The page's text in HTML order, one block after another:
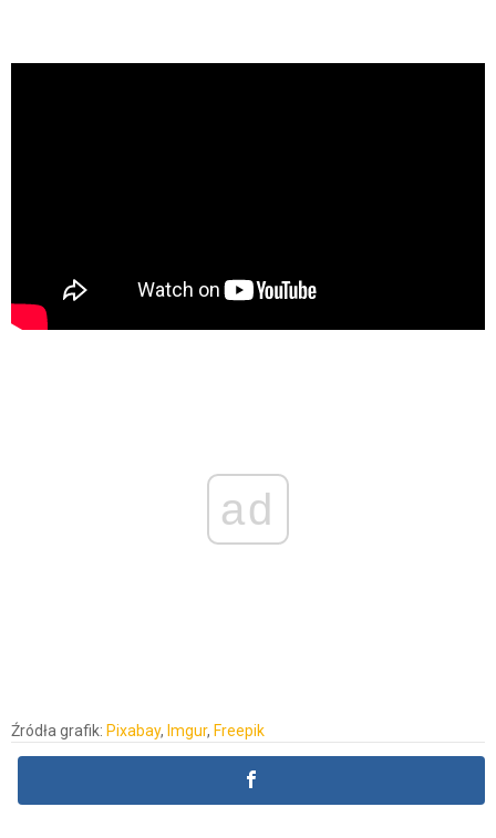
ad
Źródła grafik: Pixabay, Imgur, Freepik